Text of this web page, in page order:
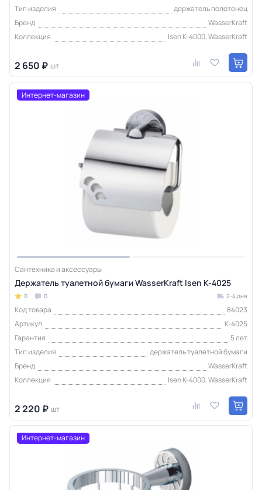
Тип изделия
держатель полотенец
Бренд
WasserKraft
Коллекция
Isen K-4000, WasserKraft
2 650 ₽ шт
Интернет-магазин
Сантехника и аксессуары
Держатель туалетной бумаги WasserKraft Isen K-4025
0 0 2-4 дня
Код товара
84023
Артикул
K-4025
Гарантия
5 лет
Тип изделия
держатель туалетной бумаги
Бренд
WasserKraft
Коллекция
Isen K-4000, WasserKraft
2 220 ₽ шт
Интернет-магазин